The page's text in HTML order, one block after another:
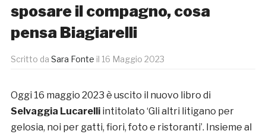
sposare il compagno, cosa
pensa Biagiarelli
Scritto da Sara Fonte il 16 Maggio 2023
Oggi 16 maggio 2023 è uscito il nuovo libro di
Selvaggia Lucarelli intitolato ‘Gli altri litigano per
gelosia, noi per gatti, fiori, foto e ristoranti’. Insieme al